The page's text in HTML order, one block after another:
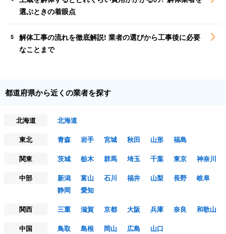
選ぶときの着眼点
5
解体工事の流れを徹底解説! 業者の選びから工事後に必要
なことまで
都道府県から近くの業者を探す
北海道
北海道
東北
青森 岩手 宮城 秋田 山形
福島
関東
茨城 栃木 群馬 埼玉 千葉 東京
神奈川
中部
新潟 富山 石川 福井 山梨 長野
岐阜
静岡
愛知
関西
三重 滋賀 京都 大阪 兵庫 奈良
和歌山
中国
鳥取 島根 岡山 広島
山口